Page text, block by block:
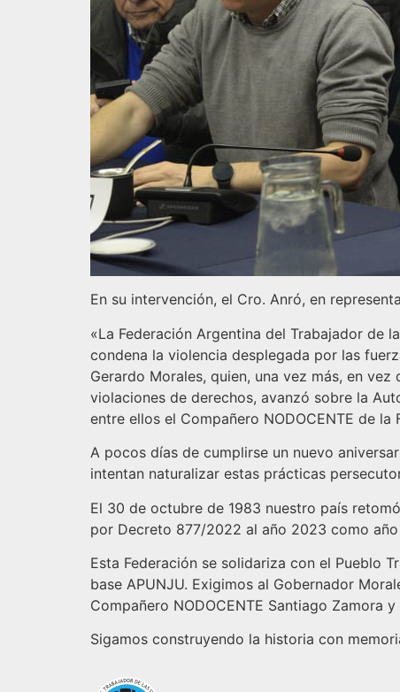
En su intervención, el Cro. Anró, en
«La Federación Argentina del Trabajador de
condena la violencia desplegada por las
Gerardo Morales, quien, una vez más, en
violaciones de derechos, avanzó sobre la
entre ellos el Compañero NODOCENTE de
A pocos días de cumplirse un nuevo
intentan naturalizar estas prácticas
El 30 de octubre de 1983 nuestro país
por Decreto 877/2022 al año 2023 como
Esta Federación se solidariza con el Pueblo
base APUNJU. Exigimos al Gobernador
Compañero NODOCENTE Santiago Zamora
Sigamos construyendo la historia con